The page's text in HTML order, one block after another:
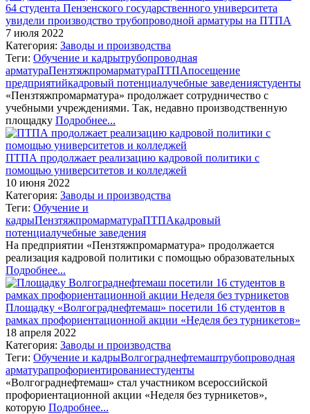
64 студента Пензенского государственного университета
увидели производство трубопроводной арматуры на ПТПА
7 июля 2022
Категория: Заводы и производства
Теги: Обучение и кадрытрубопроводная
арматураПензтяжпромарматураПТПАпосещение
предприятийкадровый потенциалучебные заведениястуденты
«Пензтяжпромарматура» продолжает сотрудничество с
учебными учреждениями. Так, недавно производственную
площадку Подробнее...
ПТПА продолжает реализацию кадровой политики с
помощью университетов и колледжей
10 июня 2022
Категория: Заводы и производства
Теги: Обучение и
кадрыПензтяжпромарматураПТПАкадровый
потенциалучебные заведения
На предприятии «Пензтяжпромарматура» продолжается
реализация кадровой политики с помощью образовательных
Подробнее...
Площадку «Волгограднефтемаш» посетили 16 студентов в
рамках профориентационной акции «Неделя без турникетов»
18 апреля 2022
Категория: Заводы и производства
Теги: Обучение и кадрыВолгограднефтемаштрубопроводная
арматурапрофориентированиестуденты
«Волгограднефтемаш» стал участником всероссийской
профориентационной акции «Неделя без турникетов»,
которую Подробнее...